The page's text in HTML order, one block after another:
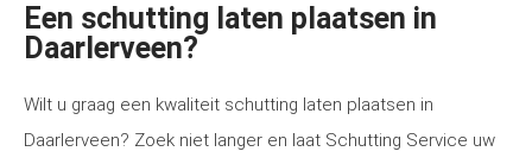
Een schutting laten plaatsen in
Daarlerveen?
Wilt u graag een kwaliteit schutting laten plaatsen in
Daarlerveen? Zoek niet langer en laat Schutting Service uw